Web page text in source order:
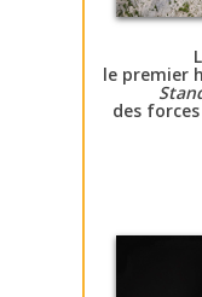
le premier
des